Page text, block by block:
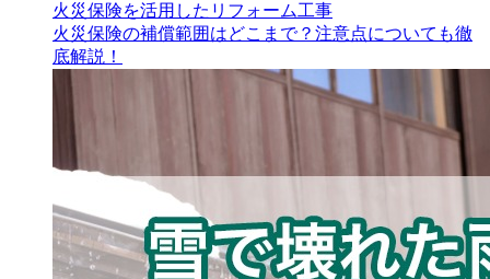
火災保険を活用したリフォーム工事
火災保険の補償範囲はどこまで？注意点についても徹
底解説！